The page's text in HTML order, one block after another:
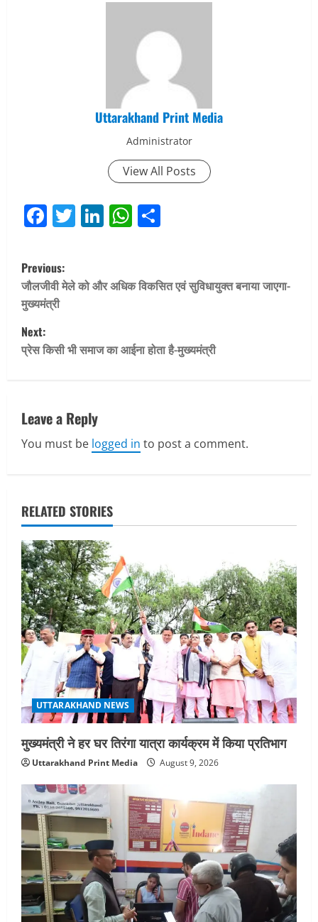
Uttarakhand Print Media
Administrator
View All Posts
Facebook
Twitter
LinkedIn
WhatsApp
P
o
s
t
a
v
g
a
t
i
o
n
Previous:
जौलजीवी मेले को और अधिक विकसित एवं सुविधायुक्त बनाया जाएगा-
मुख्यमंत्री
Next:
प्रेस किसी भी समाज का आईना होता है-मुख्यमंत्री
Leave a Reply
You must be logged in to post a comment.
RELATED STORIES
UTTARAKHAND NEWS
मुख्यमंत्री ने हर घर तिरंगा यात्रा कार्यक्रम में किया प्रतिभाग
Uttarakhand Print Media August 9, 2026